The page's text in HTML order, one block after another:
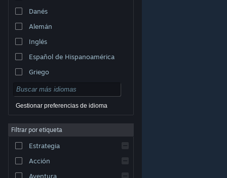
© Valve Corporation. Todos los derechos reservados.
respectivos dueños en EE. UU. y otros países.
Acuerdo de Suscriptor a Steam
Cookies
Danés
Alemán
Inglés
Español de Hispanoamérica
Griego
Gestionar preferencias de idioma
Filtrar por etiqueta
Estrategia
Acción
Aventura